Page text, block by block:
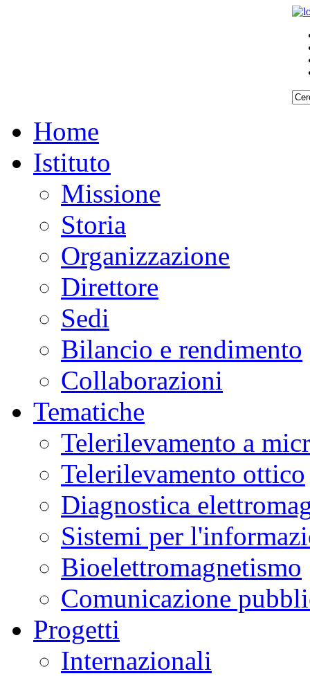
Home
Istituto
Missione
Storia
Organizzazione
Direttore
Sedi
Bilancio e rendimento
Collaborazioni
Tematiche
Telerilevamento a
Telerilevamento ottico
Diagnostica
Sistemi per
Bioelettromagnetismo
Comunicazione
Progetti
Internazionali